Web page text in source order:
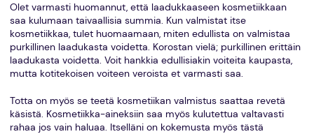
Olet varmasti huomannut, että laadukkaaseen kosmetiikkaan
saa kulumaan taivaallisia summia. Kun valmistat itse
kosmetiikkaa, tulet huomaamaan, miten edullista on valmistaa
purkillinen laadukasta voidetta. Korostan vielä; purkillinen erittäin
laadukasta voidetta. Voit hankkia edullisiakin voiteita kaupasta,
mutta kotitekoisen voiteen veroista et varmasti saa.
Totta on myös se teetä kosmetiikan valmistus saattaa revetä
käsistä. Kosmetiikka-aineksiin saa myös kulutettua valtavasti
rahaa jos vain haluaa. Itselläni on kokemusta myös tästä